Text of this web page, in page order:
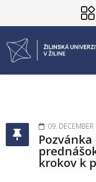
09.
krokov k